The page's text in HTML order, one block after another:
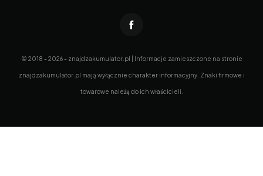
© 2018 - 2026 - znajdzakumulator.pl | Informacje zamieszczone na stronie
znajdzakumulator.pl mają wyłącznie charakter informacyjny. Znaki firmowe i
towarowe należą do ich właścicieli.